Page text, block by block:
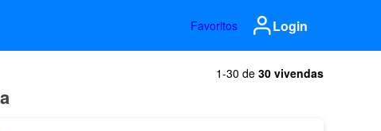
Favoritos Login
1-30 de 30 vivendas